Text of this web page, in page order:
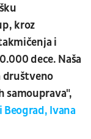
kroz
i
dece. Naša
društveno
samouprava",
Ivana